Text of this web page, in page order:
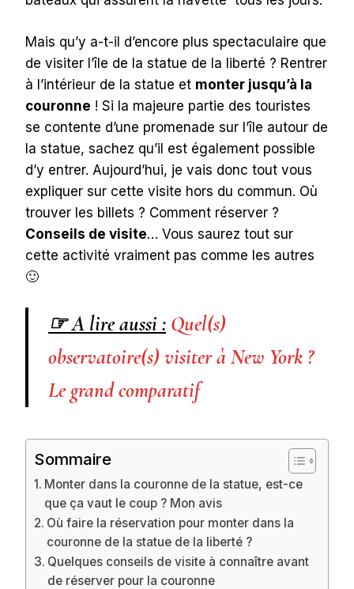
Mais qu’y a-t-il d’encore plus spectaculaire que
de visiter l’île de la statue de la liberté ? Rentrer
à l’intérieur de la statue et monter jusqu’à la
couronne ! Si la majeure partie des touristes
se contente d’une promenade sur l’île autour de
la statue, sachez qu’il est également possible
d’y entrer. Aujourd’hui, je vais donc tout vous
expliquer sur cette visite hors du commun. Où
trouver les billets ? Comment réserver ?
Conseils de visite… Vous saurez tout sur
cette activité vraiment pas comme les autres
🙂
☞ A lire aussi : Quel(s)
observatoire(s) visiter à New York ?
Le grand comparatif
Sommaire
Monter dans la couronne de la statue, est-ce
que ça vaut le coup ? Mon avis
Où faire la réservation pour monter dans la
couronne de la statue de la liberté ?
Quelques conseils de visite à connaître avant
de réserver pour la couronne